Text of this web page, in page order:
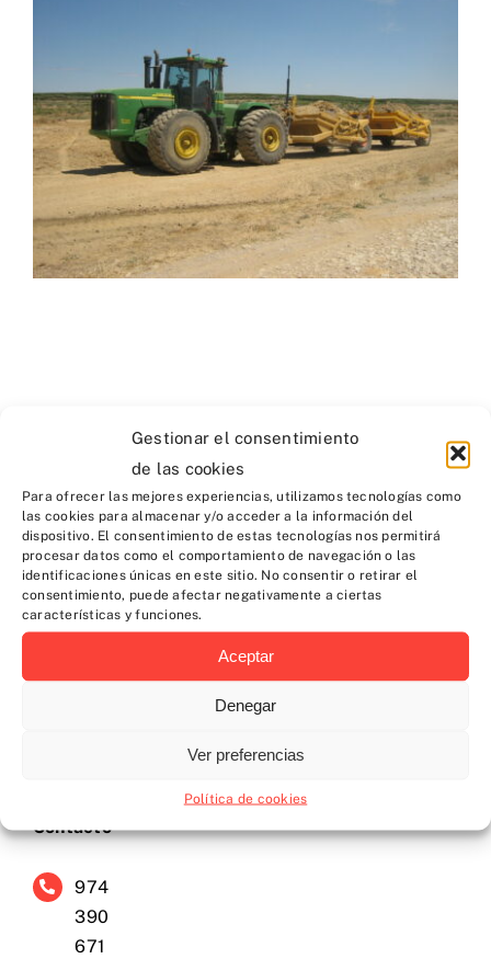
Gestionar el consentimiento
de las cookies
Para ofrecer las mejores experiencias, utilizamos tecnologías como
las cookies para almacenar y/o acceder a la información del
dispositivo. El consentimiento de estas tecnologías nos permitirá
procesar datos como el comportamiento de navegación o las
identificaciones únicas en este sitio. No consentir o retirar el
consentimiento, puede afectar negativamente a ciertas
características y funciones.
Aceptar
Denegar
Ver preferencias
Política de cookies
Contacta con nosotros
Contacto
974
390
671